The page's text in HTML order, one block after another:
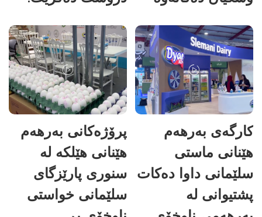
کارگەی بەرهەم
هێنانی ماستی
سلێمانی داوا دەکات
پشتیوانی لە
پرۆژەکانی بەرهەم
هێنانی هێلکە لە
سنوری پارێزگای
سلێمانی خواستی